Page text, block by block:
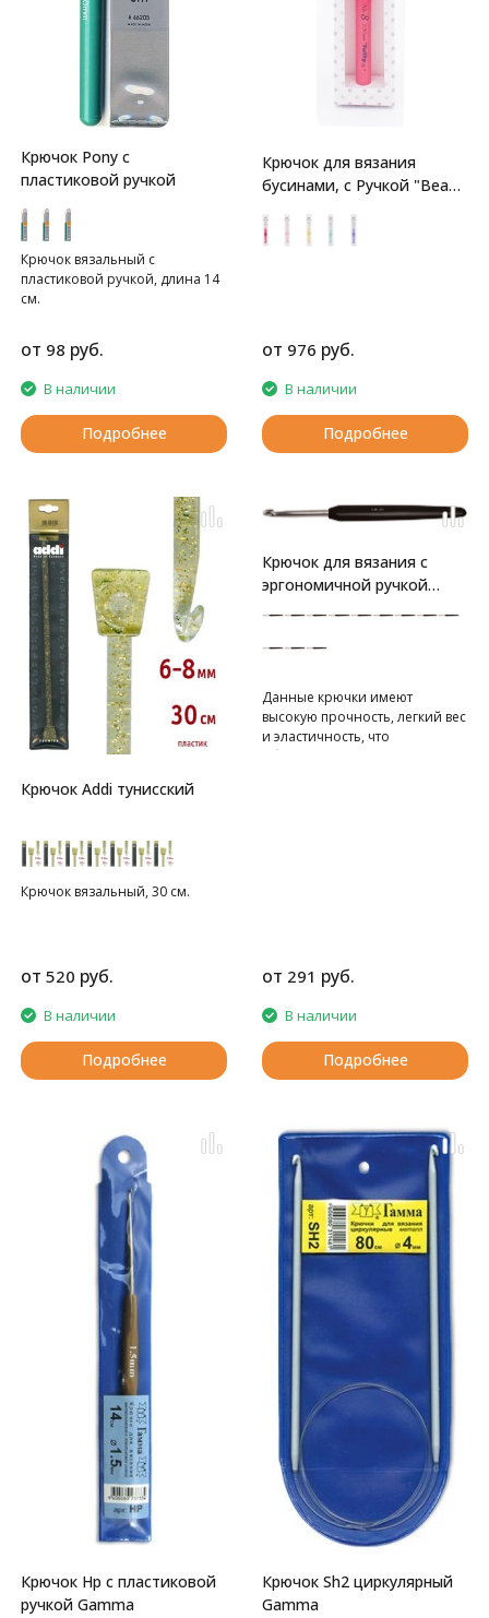
Крючок Pony с
пластиковой ручкой
Крючок вязальный с
пластиковой ручкой, длина 14
см.
от 98 руб.
В наличии
Подробнее
Крючок для вязания
бусинами, с Ручкой "Bead
от 976 руб.
В наличии
Подробнее
Крючок Addi тунисский
Крючок вязальный, 30 см.
от 520 руб.
В наличии
Подробнее
Крючок для вязания с
эргономичной ручкой
Данные крючки имеют
высокую прочность, легкий вес
и эластичность, что
обеспечивает комфорт для рук
от 291 руб.
В наличии
Подробнее
Крючок Hp с пластиковой
ручкой Gamma
Крючок Sh2 циркулярный
Gamma